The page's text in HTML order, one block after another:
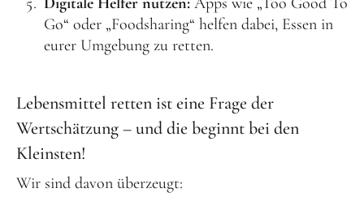
Go“ oder „Foodsharing“ helfen dabei, Essen in
eurer Umgebung zu retten.
Lebensmittel retten ist eine Frage der
Wertschätzung – und die beginnt bei den
Kleinsten!
Wir sind davon überzeugt: